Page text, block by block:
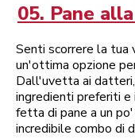
05. Pane
Senti scorrere la tua
un'ottima opzione
Dall'uvetta ai
ingredienti preferiti e
fetta di pane a un
incredibile combo di